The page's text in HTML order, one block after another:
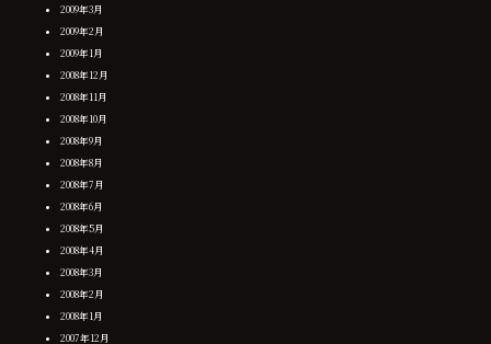
2009年3月
2009年2月
2009年1月
2008年12月
2008年11月
2008年10月
2008年9月
2008年8月
2008年7月
2008年6月
2008年5月
2008年4月
2008年3月
2008年2月
2008年1月
2007年12月